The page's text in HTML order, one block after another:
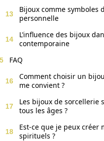
Bijoux comme symboles
personnelle
L’influence des bijoux
contemporaine
FAQ
Comment choisir un
me convient ?
Les bijoux de sorcellerie
tous les âges ?
Est-ce que je peux créer
spirituels ?